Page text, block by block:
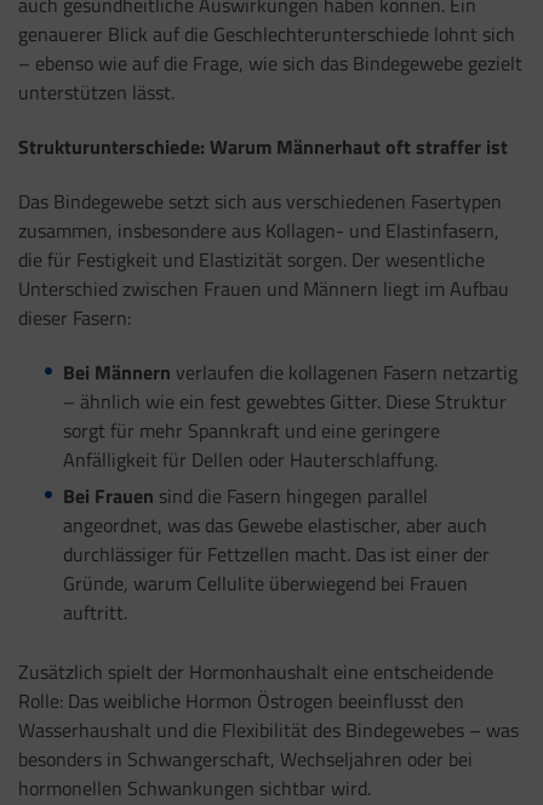
genauerer Blick auf die Geschlechterunterschiede lohnt sich
– ebenso wie auf die Frage, wie sich das Bindegewebe gezielt
unterstützen lässt.
Strukturunterschiede: Warum Männerhaut oft straffer ist
Das Bindegewebe setzt sich aus verschiedenen Fasertypen
zusammen, insbesondere aus Kollagen- und Elastinfasern,
die für Festigkeit und Elastizität sorgen. Der wesentliche
Unterschied zwischen Frauen und Männern liegt im Aufbau
dieser Fasern:
Bei Männern verlaufen die kollagenen Fasern netzartig
– ähnlich wie ein fest gewebtes Gitter. Diese Struktur
sorgt für mehr Spannkraft und eine geringere
Anfälligkeit für Dellen oder Hauterschlaffung.
Bei Frauen sind die Fasern hingegen parallel
angeordnet, was das Gewebe elastischer, aber auch
durchlässiger für Fettzellen macht. Das ist einer der
Gründe, warum Cellulite überwiegend bei Frauen
auftritt.
Zusätzlich spielt der Hormonhaushalt eine entscheidende
Rolle: Das weibliche Hormon Östrogen beeinflusst den
Wasserhaushalt und die Flexibilität des Bindegewebes – was
besonders in Schwangerschaft, Wechseljahren oder bei
hormonellen Schwankungen sichtbar wird.